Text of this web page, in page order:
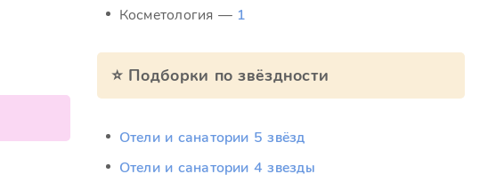
Косметология — 1
⭐ Подборки по звёздности
Отели и санатории 5 звёзд
Отели и санатории 4 звезды